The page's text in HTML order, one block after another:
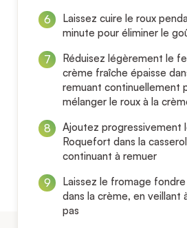
Laissez cuire le roux
minute pour éliminer le
Réduisez légèrement le
crème fraîche épaisse
remuant continuellement
mélanger le roux à la
Ajoutez progressivement
Roquefort dans la
continuant à remuer
Laissez le fromage
dans la crème, en veillant
pas